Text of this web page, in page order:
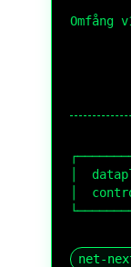
Omfång
│
│
net-